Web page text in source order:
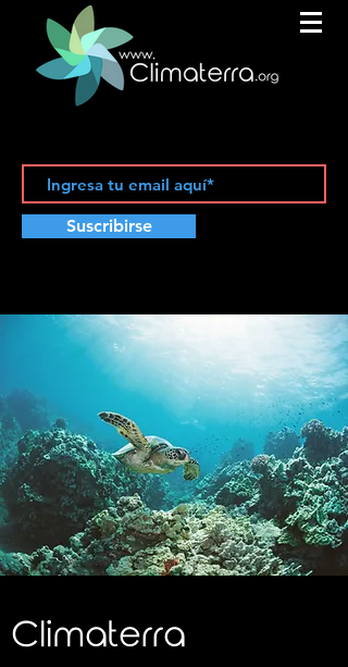
Suscribirse
C limaterra